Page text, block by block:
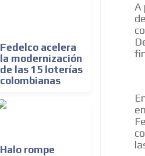
Fedelco acelera
la modernización
de las 15 loterías
colombianas
Halo rompe
A